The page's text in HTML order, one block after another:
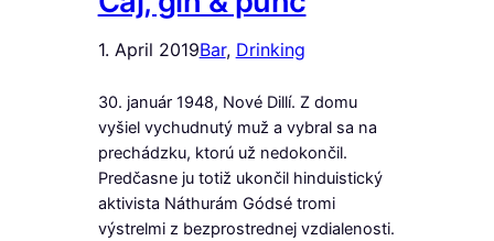
1. April 2019Bar, Drinking
30. január 1948, Nové Dillí. Z domu
vyšiel vychudnutý muž a vybral sa na
prechádzku, ktorú už nedokončil.
Predčasne ju totiž ukončil hinduistický
aktivista Náthurám Gódsé tromi
výstrelmi z bezprostrednej vzdialenosti.